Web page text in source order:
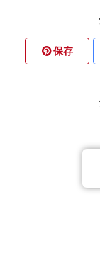
保存